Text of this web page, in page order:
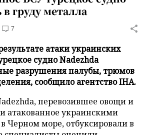
груду металла
7
атаки украинских
судно Nadezhda
разрушения палубы, трюмов
сообщило агентство IHA.
перевозившее овощи и
атакованное украинскими
Черном море, отбуксировали в